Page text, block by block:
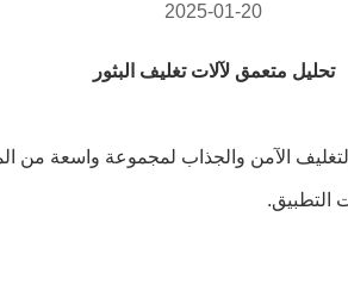
2025-01-20
تحليل متعمق لآلات تغليف البثور
والتغليف الآمن والجذاب لمجموعة واسعة
التطبيق.